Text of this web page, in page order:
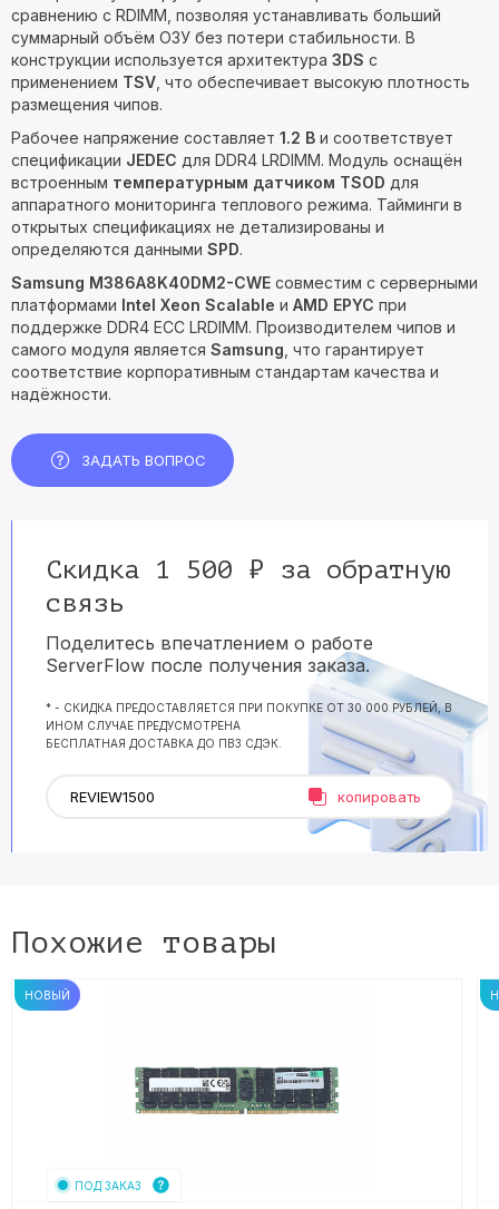
сравнению с RDIMM, позволяя устанавливать больший
суммарный объём ОЗУ без потери стабильности. В
конструкции используется архитектура 3DS с
применением TSV , что обеспечивает высокую плотность
размещения чипов.
Рабочее напряжение составляет 1.2 В и соответствует
спецификации JEDEC для DDR4 LRDIMM. Модуль оснащён
встроенным температурным датчиком TSOD для
аппаратного мониторинга теплового режима. Тайминги в
открытых спецификациях не детализированы и
определяются данными SPD.
Samsung M386A8K40DM2-CWE совместим с серверными
платформами Intel Xeon Scalable и AMD EPYC при
поддержке DDR4 ECC LRDIMM. Производителем чипов и
самого модуля является Samsung , что гарантирует
соответствие корпоративным стандартам качества и
надёжности.
ЗАДАТЬ ВОПРОС
Скидка 1 500 ₽ за обратную
связь
Поделитесь впечатлением о работе
ServerFlow после получения заказа.
* - СКИДКА ПРЕДОСТАВЛЯЕТСЯ ПРИ ПОКУПКЕ ОТ 30 000 РУБЛЕЙ, В
ИНОМ СЛУЧАЕ ПРЕДУСМОТРЕНА
БЕСПЛАТНАЯ ДОСТАВКА ДО ПВЗ СДЭК.
копировать
Похожие товары
НОВЫЙ
ПОД ЗАКАЗ